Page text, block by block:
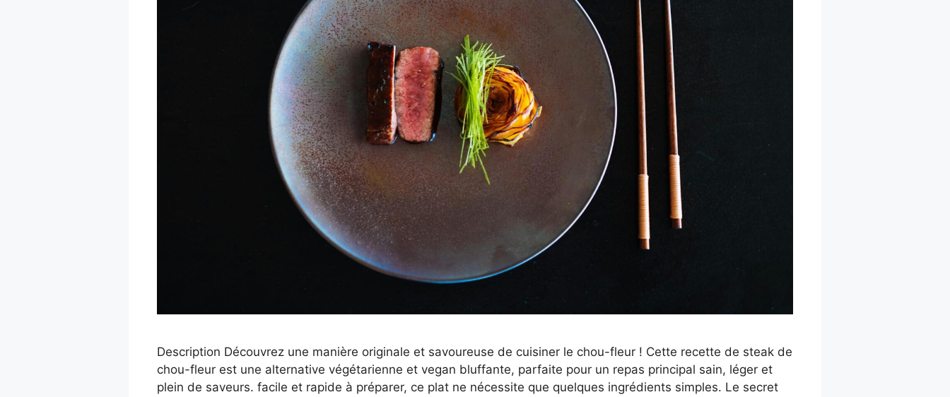
Description Découvrez une manière originale et savoureuse de cuisiner le chou-fleur ! Cette recette de steak de
chou-fleur est une alternative végétarienne et vegan bluffante, parfaite pour un repas principal sain, léger et
plein de saveurs. facile et rapide à préparer, ce plat ne nécessite que quelques ingrédients simples. Le secret